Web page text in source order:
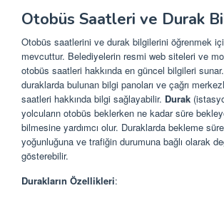
Otobüs Saatleri ve Durak
Otobüs saatlerini ve durak bilgilerini öğrenmek
mevcuttur. Belediyelerin resmi web siteleri ve
otobüs saatleri hakkında en güncel bilgileri
duraklarda bulunan bilgi panoları ve çağrı
saatleri hakkında bilgi sağlayabilir. Durak
yolcuların otobüs beklerken ne kadar süre
bilmesine yardımcı olur. Duraklarda bekleme
yoğunluğuna ve trafiğin durumuna bağlı olarak
gösterebilir.
Durakların Özellikleri: